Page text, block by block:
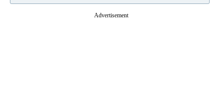
अपने सर्किल में हमजा को ‘डॉक्टर’ के नाम से भी जाना जाता
Advertisement